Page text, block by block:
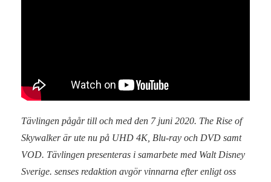
Tävlingen pågår till och med den 7 juni 2020. The Rise of
Skywalker är ute nu på UHD 4K, Blu-ray och DVD samt
VOD. Tävlingen presenteras i samarbete med Walt Disney
Sverige. senses redaktion avgör vinnarna efter enligt oss